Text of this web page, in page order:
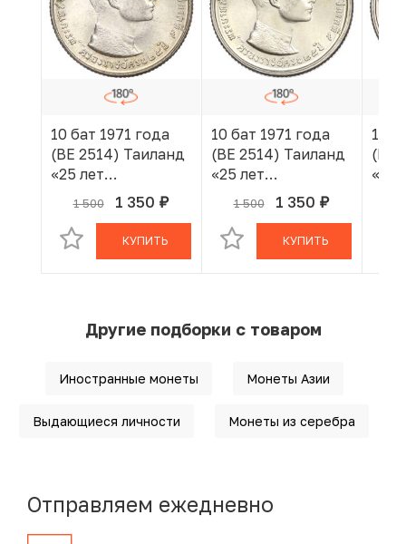
10 бат 1971 года
(BE 2514) Таиланд
«25 лет
царствованию
1 500 1 350 руб.
В КОРЗИНЕ
КУПИТЬ
10 бат 1971 года
(BE 2514) Таиланд
«25 лет
царствованию
1 500 1 350 руб.
В КОРЗИНЕ
КУПИТЬ
10
(BE
«25
Другие подборки с товаром
Иностранные монеты Монеты Азии
Выдающиеся личности Монеты из серебра
Отправляем ежедневно